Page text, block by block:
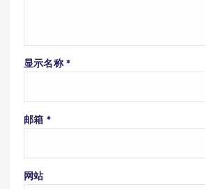
显示名称 *
邮箱 *
网站